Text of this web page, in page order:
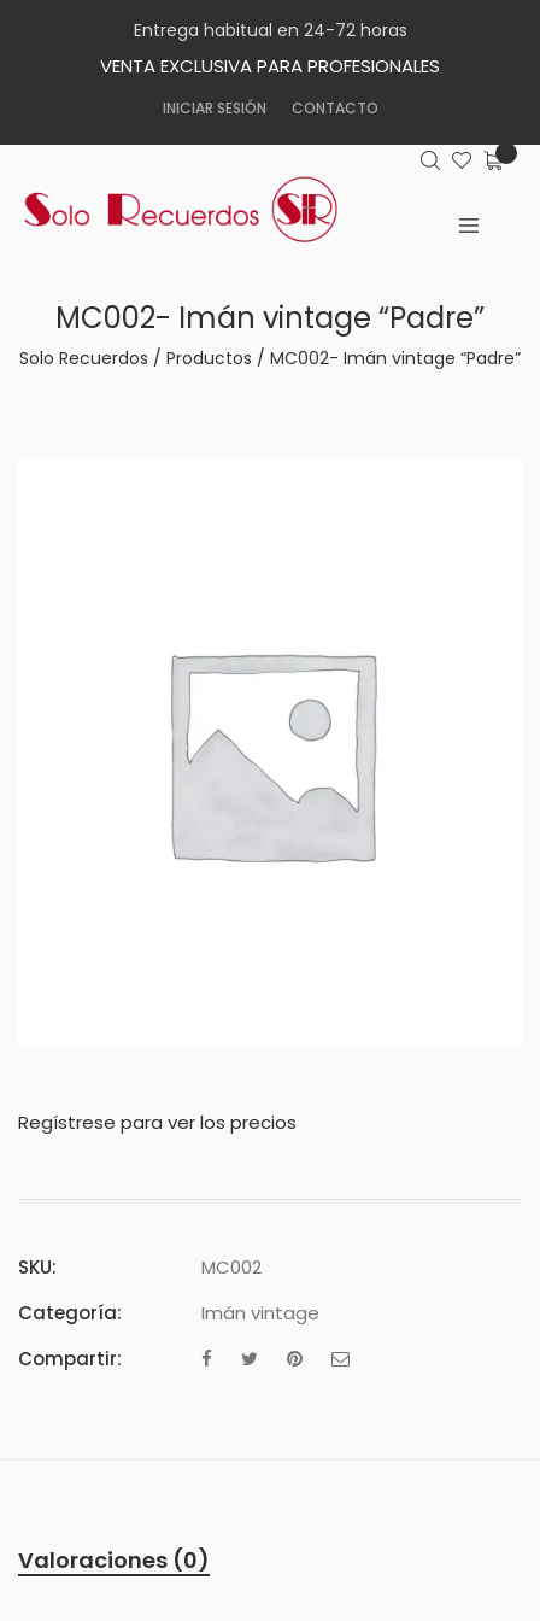
Entrega habitual en 24-72 horas
VENTA EXCLUSIVA PARA PROFESIONALES
INICIAR SESIÓN CONTACTO
MC002- Imán vintage “Padre”
Solo Recuerdos / Productos / MC002- Imán vintage “Padre”
Regístrese para ver los precios
SKU:
MC002
Categoría:
Imán vintage
Compartir:
Valoraciones (0)